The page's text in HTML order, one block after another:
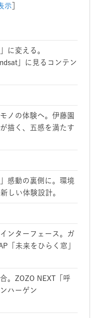
示
に変える。
」に見るコンテン
ノの体験へ。伊藤園
描く、五感を満たす
感動の裏側に。環境
しい体験設計。
ンターフェース。ガ
「未来をひらく窓」
。ZOZO NEXT「呼
ハーゲン